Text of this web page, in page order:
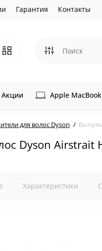
Гарантия Контакты
Акции Apple MacBook
для волос Dyson
Dyson Airstrait
Характеристики